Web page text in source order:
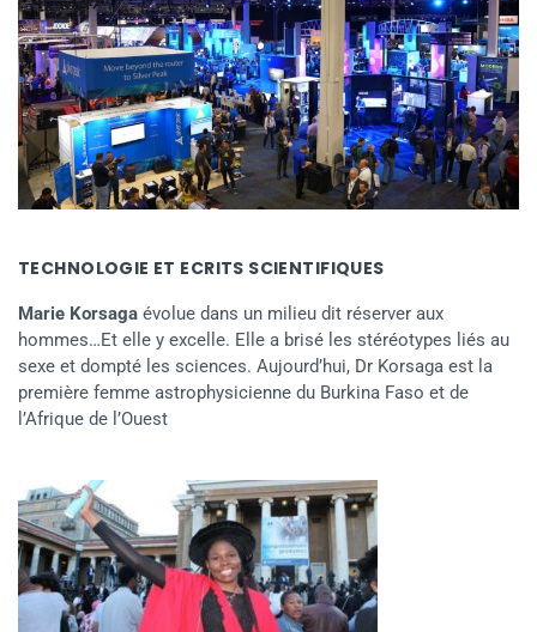
TECHNOLOGIE ET ECRITS SCIENTIFIQUES
Marie Korsaga évolue dans un milieu dit réserver aux
hommes…Et elle y excelle. Elle a brisé les stéréotypes liés au
sexe et dompté les sciences. Aujourd’hui, Dr Korsaga est la
première femme astrophysicienne du Burkina Faso et de
l’Afrique de l’Ouest